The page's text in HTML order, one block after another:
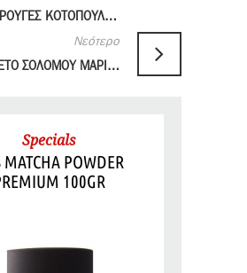
ΦΤΕΡΟΥΓΕΣ ΚΟΤΟΠΟΥΛΟΥ ΜΑΡΙΝΑΡΙΣΜΕΝΕΣ ΣΕ ΠΑΣΤΑ TOM YUM
Νεότερο
ΦΙΛΕΤΟ ΣΟΛΟΜΟΥ ΜΑΡΙΝΑΡΙΣΜΕΝΟ ΣΕ MIRIN ΚΑΙ ΣΑΛΤΣΑ ΣΟΓΙΑΣ
Specials
MATCHA POWDER
100GR